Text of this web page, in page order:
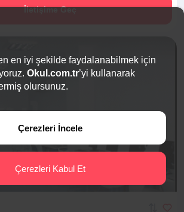
İletişime Geç
en iyi şekilde faydalanabilmek için
Okul.com.tr’yi kullanarak
olursunuz.
Çerezleri İncele
Çerezleri Kabul Et